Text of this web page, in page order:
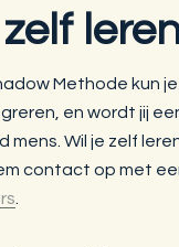
Methode kun
en wordt jij
mens. Wil je zelf
contact op met